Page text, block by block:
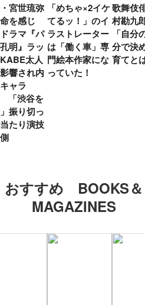
宮世琉弥
命を感じ
ラマ『パ
明』ラッ
太人
響され内
ャラ
「渋谷を
振り切っ
たり演技
「めちゃ×2イケ
てるッ！」のイ
ラストレーター
は「働く車」専
門絵本作家にな
っていた！
歌舞伎
村勘九
「自分
分で決
育てと
おすすめ BOOKS＆
MAGAZINES